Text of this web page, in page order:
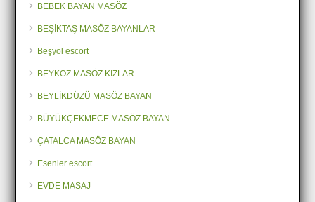
BEBEK BAYAN MASÖZ
BEŞİKTAŞ MASÖZ BAYANLAR
Beşyol escort
BEYKOZ MASÖZ KIZLAR
BEYLİKDÜZÜ MASÖZ BAYAN
BÜYÜKÇEKMECE MASÖZ BAYAN
ÇATALCA MASÖZ BAYAN
Esenler escort
EVDE MASAJ